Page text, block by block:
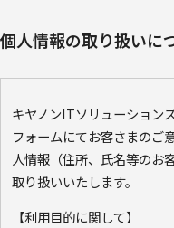
個人情報の取り扱いに
キヤノンITソリューション
フォームにてお客さまのご
人情報（住所、氏名等のお
取り扱いいたします。
【利用目的に関して】